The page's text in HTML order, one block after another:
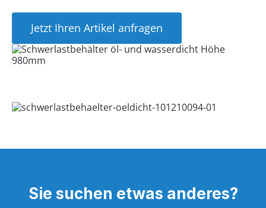
Jetzt Ihren Artikel anfragen
Sie suchen etwas anderes?